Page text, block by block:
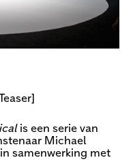
is een serie van
Michael
samenwerking met